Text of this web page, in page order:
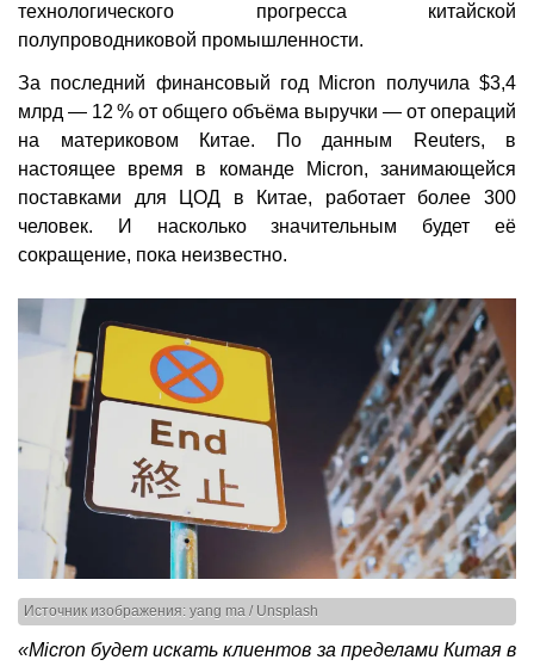
технологического прогресса китайской
полупроводниковой промышленности.
За последний финансовый год Micron получила $3,4
млрд — 12 % от общего объёма выручки — от операций
на материковом Китае. По данным Reuters, в
настоящее время в команде Micron, занимающейся
поставками для ЦОД в Китае, работает более 300
человек. И насколько значительным будет её
сокращение, пока неизвестно.
Источник изображения: yang ma / Unsplash
«Micron будет искать клиентов за пределами Китая в